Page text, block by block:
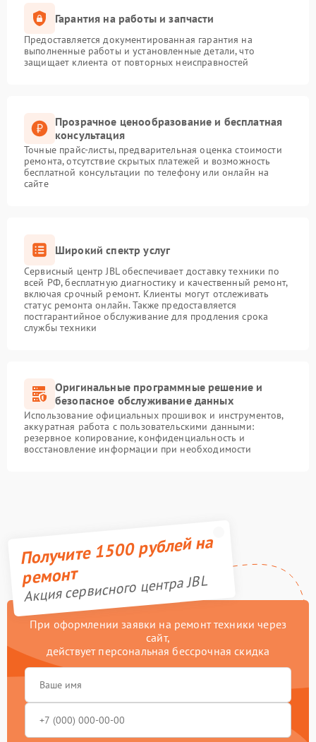
Гарантия на работы и запчасти
Предоставляется документированная гарантия на
выполненные работы и установленные детали, что
защищает клиента от повторных неисправностей
Прозрачное ценообразование и бесплатная
консультация
Точные прайс-листы, предварительная оценка стоимости
ремонта, отсутствие скрытых платежей и возможность
бесплатной консультации по телефону или онлайн на
сайте
Широкий спектр услуг
Сервисный центр JBL обеспечивает доставку техники по
всей РФ, бесплатную диагностику и качественный ремонт,
включая срочный ремонт. Клиенты могут отслеживать
статус ремонта онлайн. Также предоставляется
постгарантийное обслуживание для продления срока
службы техники
Оригинальные программные решение и
безопасное обслуживание данных
Использование официальных прошивок и инструментов,
аккуратная работа с пользовательскими данными:
резервное копирование, конфиденциальность и
восстановление информации при необходимости
Получите 1500 рублей на
ремонт
Акция сервисного центра JBL
При оформлении заявки на ремонт техники через
сайт,
действует персональная бессрочная скидка